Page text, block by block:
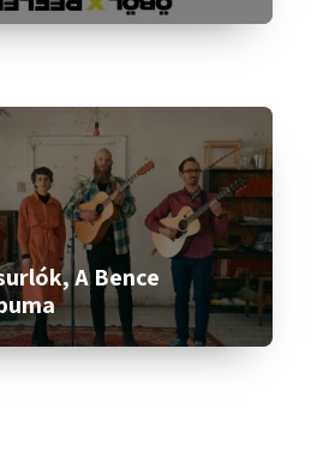
A Bence